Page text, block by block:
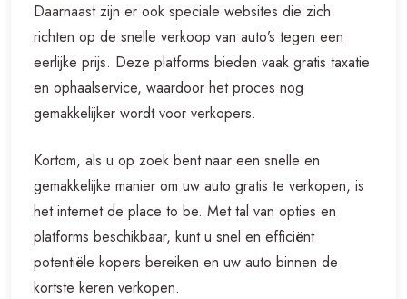
Daarnaast zijn er ook speciale websites die zich
richten op de snelle verkoop van auto’s tegen een
eerlijke prijs. Deze platforms bieden vaak gratis taxatie
en ophaalservice, waardoor het proces nog
gemakkelijker wordt voor verkopers.
Kortom, als u op zoek bent naar een snelle en
gemakkelijke manier om uw auto gratis te verkopen, is
het internet de place to be. Met tal van opties en
platforms beschikbaar, kunt u snel en efficiënt
potentiële kopers bereiken en uw auto binnen de
kortste keren verkopen.